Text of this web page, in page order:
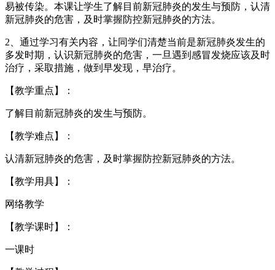
易被传染。本课让学生了解目前新冠肺炎的发生与预防，认清
新冠肺炎的危害，及时掌握防控新冠肺炎的方法。
2、通过学习有关内容，让同学们清楚当前是新冠肺炎发生的
多发时期，认识新冠肺炎的危害，一旦遇到感冒发烧应该及时
治疗，采取措施，做到早发现，早治疗。
【教学重点】：
了解目前新冠肺炎的发生与预防。
【教学难点】：
认清新冠肺炎的危害，及时掌握防控新冠肺炎的方法。
【教学用具】：
网络教学
【教学课时】：
一课时